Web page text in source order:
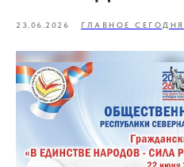
23.06.2026 ГЛАВНОЕ СЕГОДНЯ